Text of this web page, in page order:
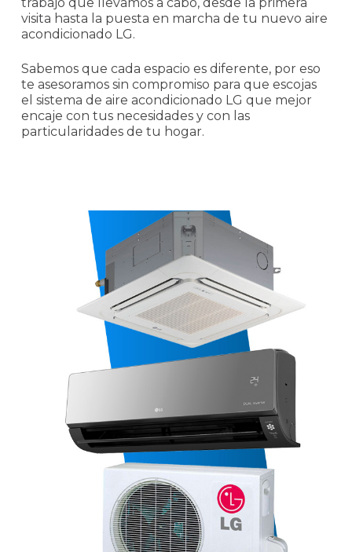
visita hasta la puesta en marcha de tu nuevo aire
acondicionado LG.
Sabemos que cada espacio es diferente, por eso
te asesoramos sin compromiso para que escojas
el sistema de aire acondicionado LG que mejor
encaje con tus necesidades y con las
particularidades de tu hogar.